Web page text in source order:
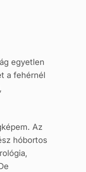
egyetlen
a fehérnél
Az
hóbortos